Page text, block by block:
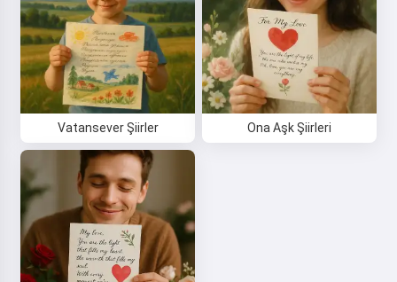
Vatansever Şiirler Ona Aşk Şiirleri
Merhaba 👋
Şarkılar oluşturabilir, şiirler ve
tebrikler yazabilirim 🥰
Dene
Kabul ediyorum:
Gizlilik Politikası
İade Politikası